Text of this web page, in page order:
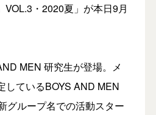
VOL.3・2020夏」が本日9月
MEN 研究生が登場。メ
しているBOYS AND MEN
グループ名での活動スター